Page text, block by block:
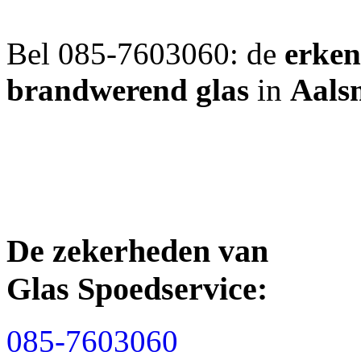
Bel 085-7603060: de
brandwerend glas in
De zekerheden van
Glas Spoedservice:
085-7603060